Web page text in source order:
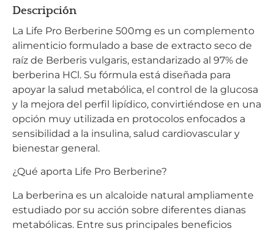
Descripción
La Life Pro Berberine 500mg es un complemento
alimenticio formulado a base de extracto seco de
raíz de Berberis vulgaris, estandarizado al 97% de
berberina HCl. Su fórmula está diseñada para
apoyar la salud metabólica, el control de la glucosa
y la mejora del perfil lipídico, convirtiéndose en una
opción muy utilizada en protocolos enfocados a
sensibilidad a la insulina, salud cardiovascular y
bienestar general.
¿Qué aporta Life Pro Berberine?
La berberina es un alcaloide natural ampliamente
estudiado por su acción sobre diferentes dianas
metabólicas. Entre sus principales beneficios